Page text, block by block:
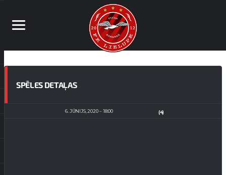
SPĒLES DETAĻAS
6. JŪNIJS, 2020 18:00 (4)